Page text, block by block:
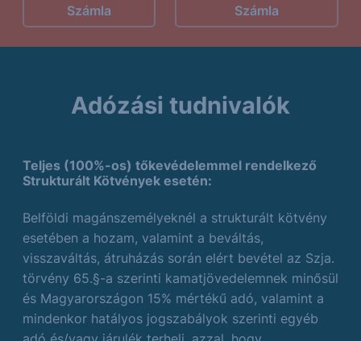
Számla
Számla
Adózási tudnivalók
Teljes (100%-os) tőkevédelemmel rendelkező
Strukturált Kötvények esetén:
Belföldi magánszemélyeknél a strukturált kötvény
esetében a hozam, valamint a beváltás,
visszaváltás, átruházás során elért bevétel az Szja.
törvény 65.§-a szerinti kamatjövedelemnek minősül
és Magyarországon 15% mértékű adó, valamint a
mindenkor hatályos jogszabályok szerinti egyéb